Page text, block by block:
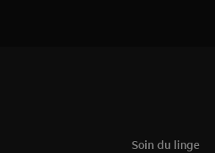
Soin du linge